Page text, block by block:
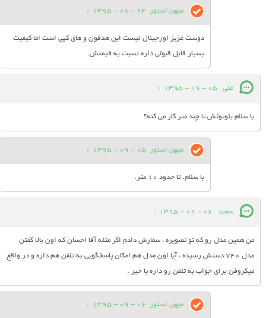
میهن استور 24 - 08 - 1395
:
دوست عزیز اورجینال نیست این هدفون و های کپی است اما کیفیت
بسیار قابل قبولی داره نسبت به قیمتش.
علی 05 - 09 - 1395
:
با سلام بلوتوثش تا چند متر کار می کنه؟
میهن استور 05 - 09 - 1395
:
با سلام. تا حدود 10 متر.
سعید 06 - 09 - 1395
:
من همین مدل رو که تو تصویره ، سفارش دادم اگر مثله آقا احسان که اون بالا گفتن
مدل 740 دستش رسیده ، آِیا اون مدل هم امکان پاسخگویی به تلفن هم داره و در واقع
میکروفن برای جواب به تلفن رو داره یا خیر .
میهن استور 06 - 09 - 1395
: